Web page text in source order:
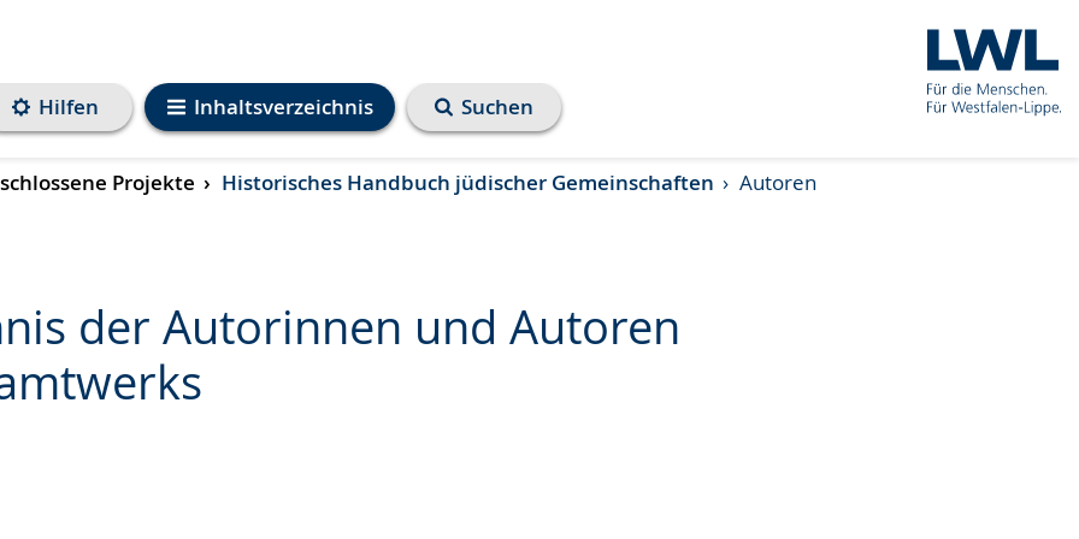
Inhaltsverzeichnis
Hilfen Suchen
Projekte Historisches Handbuch jüdischer Gemeinschaften Autoren
der Autorinnen und Autoren